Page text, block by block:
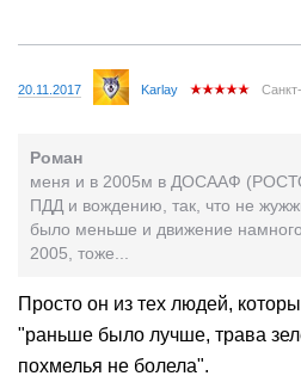
20.11.2017 Karlay
Роман
меня и в 2005м в ДОСААФ
ПДД и вождению, так, что не
было меньше и движение
2005, тоже...
Просто он из тех людей,
"раньше было лучше, трава
похмелья не болела".